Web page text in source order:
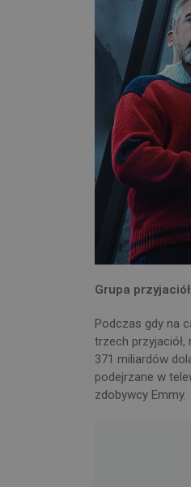
Grupa
Podczas gdy na
trzech
371 miliardów
podejrzane w
zdobywcy Emmy.